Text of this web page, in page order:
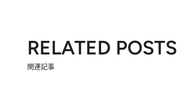
RELATED POSTS
関連記事